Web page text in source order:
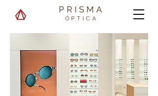
PRISMA
ÓPTICA